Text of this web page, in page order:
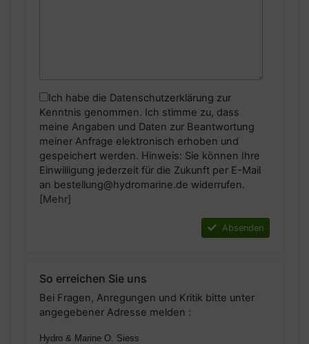
Ich habe die Datenschutzerklärung zur
Kenntnis genommen. Ich stimme zu, dass
meine Angaben und Daten zur Beantwortung
meiner Anfrage elektronisch erhoben und
gespeichert werden. Hinweis: Sie können Ihre
Einwilligung jederzeit für die Zukunft per E-Mail
an bestellung@hydromarine.de widerrufen.
[Mehr]
Absenden
So erreichen Sie uns
Bei Fragen, Anregungen und Kritik bitte unter
angegebener Adresse melden :
Hydro & Marine O. Siess